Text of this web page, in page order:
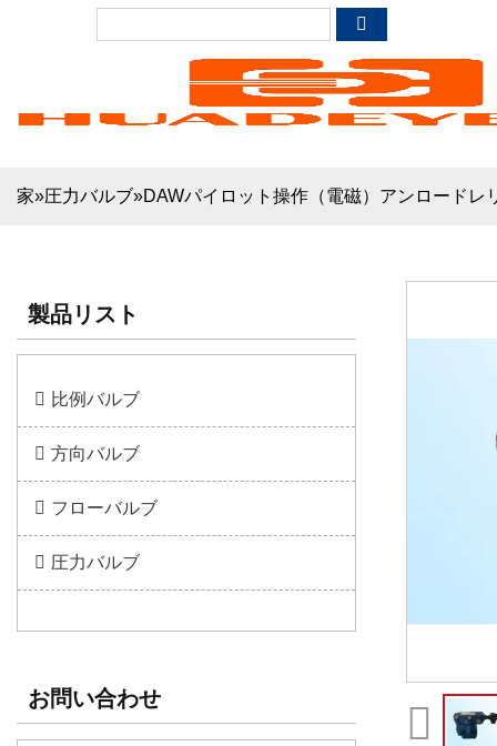
家»圧力バルブ»DAWパイロット操作（電磁）アンロードレ
製品リスト
比例バルブ
方向バルブ
フローバルブ
圧力バルブ
お問い合わせ